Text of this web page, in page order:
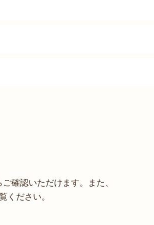
ご確認いただけます。また、
ください。